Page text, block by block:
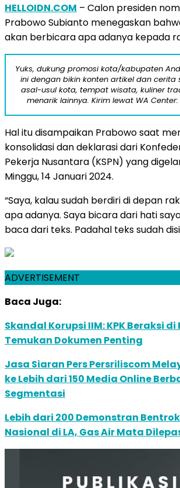
HELLOIDN.COM – Calon presiden
Prabowo Subianto menegaskan
akan berbicara apa adanya kepada
Yuks, dukung promosi kota/kabupaten
ini dengan bikin konten artikel dan cerita
asal-usul kota, tempat wisata, kuliner
menarik lainnya. Kirim lewat WA Center:
Hal itu disampaikan Prabowo saat
konsolidasi dan deklarasi dari
Pekerja Nusantara (KSPN) yang
Minggu, 14 Januari 2024.
“Saya, kalau sudah berdiri di depan
apa adanya. Saya bicara dari hati
baca dari teks. Padahal teks sudah
ADVERTISEMENT
Baca Juga:
Skandal Korupsi IIM: KPK Beraksi di
Temukan Dokumen Penting
Jasa Siaran Pers Persriliscom
ke Lebih dari 150 Media Online
Segmentasi
Lebih dari 200 Demonstran
Nasional di LA, Gas Air Mata